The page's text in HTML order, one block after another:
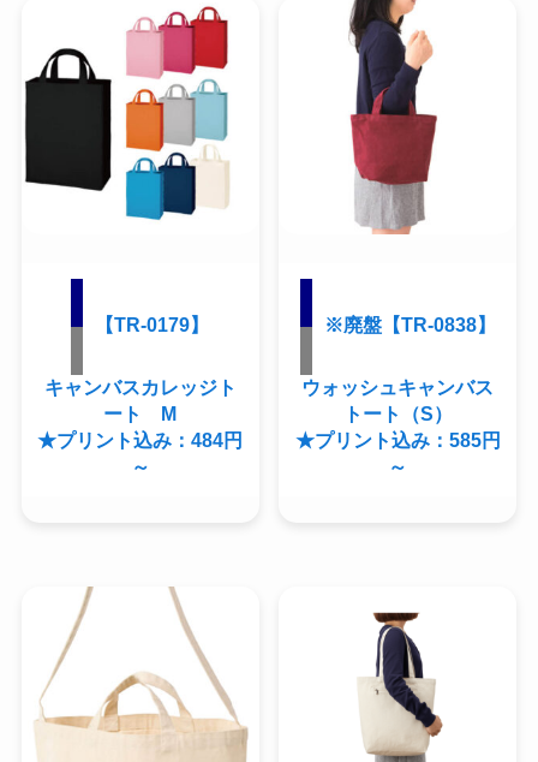
【TR-0179】
キャンバスカレッジト
ート M
★プリント込み：484円
～
※廃盤【TR-0838】
ウォッシュキャンバス
トート（S）
★プリント込み：585円
～